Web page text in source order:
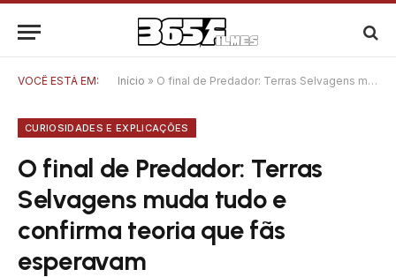
VOCÊ ESTÁ EM: Início » O final de Predador: Terras Selvagens muda tudo e confirma teoria que fãs esperavam
CURIOSIDADES E EXPLICAÇÕES
O final de Predador: Terras
Selvagens muda tudo e
confirma teoria que fãs
esperavam